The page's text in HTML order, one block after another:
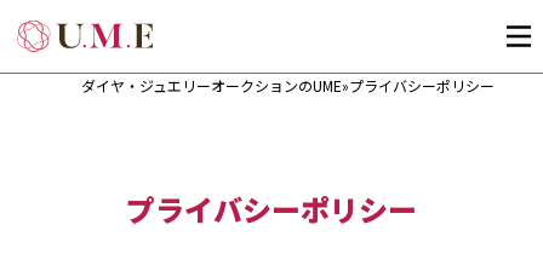
ダイヤ・ジュエリーオークションのUME»プライバシーポリシー
プライバシーポリシー